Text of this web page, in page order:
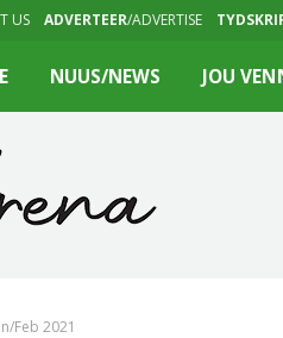
US ADVERTEER/ADVERTISE
NUUS/NEWS JOU
Feb 2021